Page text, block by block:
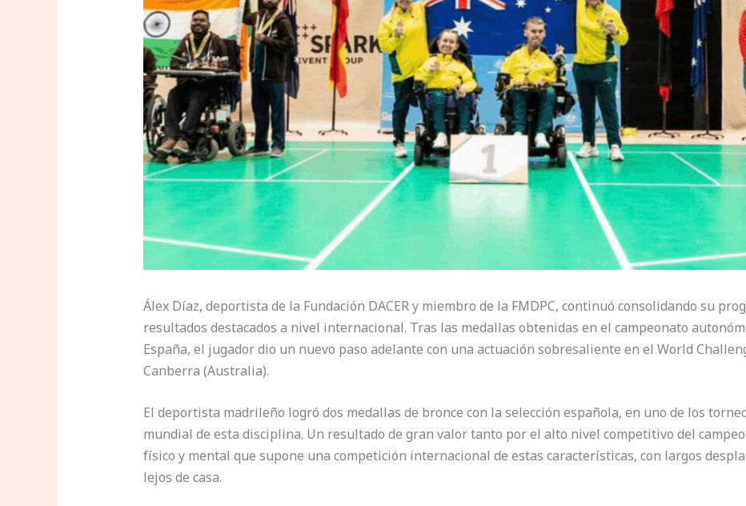
Álex Díaz, deportista de la Fundación DACER y miembro de la FMDPC, continuó consolidando su
resultados destacados a nivel internacional. Tras las medallas obtenidas en el campeonato
España, el jugador dio un nuevo paso adelante con una actuación sobresaliente en el World
Canberra (Australia).
El deportista madrileño logró dos medallas de bronce con la selección española, en uno de los
mundial de esta disciplina. Un resultado de gran valor tanto por el alto nivel competitivo del
físico y mental que supone una competición internacional de estas características, con largos
lejos de casa.